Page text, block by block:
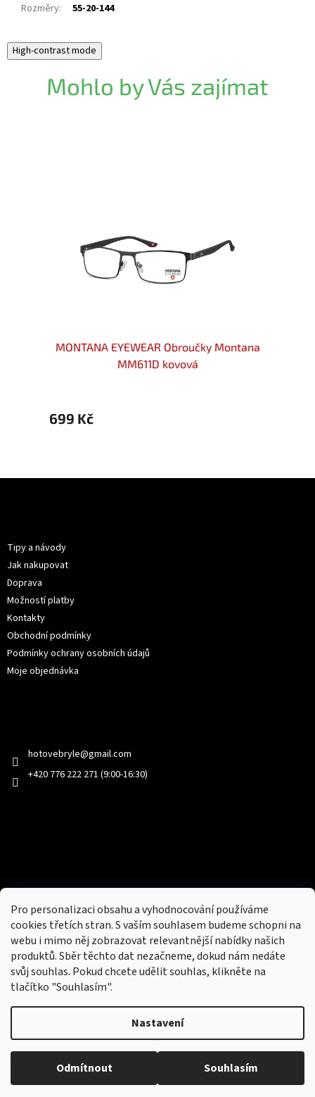
Pro personalizaci obsahu a vyhodnocování používáme
cookies třetích stran. S vaším souhlasem budeme schopni na
webu i mimo něj zobrazovat relevantnější nabídky našich
produktů. Sběr těchto dat nezačneme, dokud nám nedáte
svůj souhlas. Pokud chcete udělit souhlas, klikněte na
tlačítko "Souhlasím".
Nastavení
Odmítnout Souhlasím
Rozměry: 55-20-144
High-contrast mode
Mohlo by Vás zajímat
MONTANA EYEWEAR Obroučky Montana
MM611D kovová
699 Kč
Tipy a návody
Jak nakupovat
Doprava
Možností platby
Kontakty
Obchodní podmínky
Podmínky ochrany osobních údajů
Moje objednávka
hotovebryle@gmail.com
+420 776 222 271 (9:00-16:30)
Nový obchod s batohy, cestovními zavazadly, tašky a peněženky
Copyright 2026hotovebryle.cz
. Všechna práva